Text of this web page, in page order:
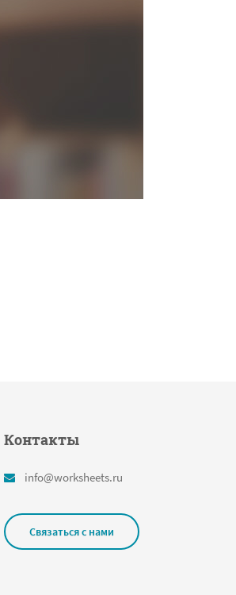
Контакты
info@worksheets.ru
Связаться с нами